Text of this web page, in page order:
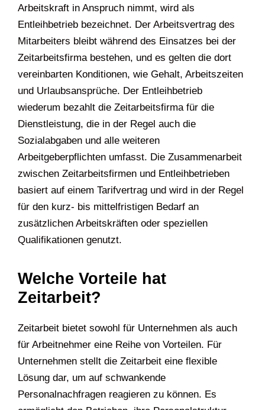
Arbeitskraft in Anspruch nimmt, wird als
Entleihbetrieb bezeichnet. Der Arbeitsvertrag des
Mitarbeiters bleibt während des Einsatzes bei der
Zeitarbeitsfirma bestehen, und es gelten die dort
vereinbarten Konditionen, wie Gehalt, Arbeitszeiten
und Urlaubsansprüche. Der Entleihbetrieb
wiederum bezahlt die Zeitarbeitsfirma für die
Dienstleistung, die in der Regel auch die
Sozialabgaben und alle weiteren
Arbeitgeberpflichten umfasst. Die Zusammenarbeit
zwischen Zeitarbeitsfirmen und Entleihbetrieben
basiert auf einem Tarifvertrag und wird in der Regel
für den kurz- bis mittelfristigen Bedarf an
zusätzlichen Arbeitskräften oder speziellen
Qualifikationen genutzt.
Welche Vorteile hat
Zeitarbeit?
Zeitarbeit bietet sowohl für Unternehmen als auch
für Arbeitnehmer eine Reihe von Vorteilen. Für
Unternehmen stellt die Zeitarbeit eine flexible
Lösung dar, um auf schwankende
Personalnachfragen reagieren zu können. Es